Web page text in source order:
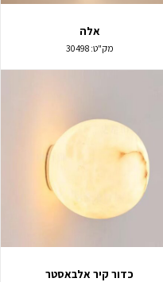
אלה
מק"ט:30498
כדור קיר אלבאסטר